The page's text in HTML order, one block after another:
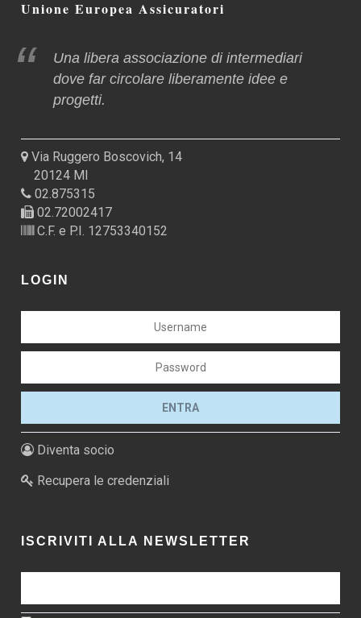
Unione Europea Assicuratori
Una libera associazione di intermediari
dove far circolare liberamente idee e
progetti.
Via Ruggero Boscovich, 14
20124 MI
02.875315
02.72002417
C.F. e P.I. 12753340152
LOGIN
Diventa socio
Recupera le credenziali
ISCRIVITI ALLA NEWSLETTER